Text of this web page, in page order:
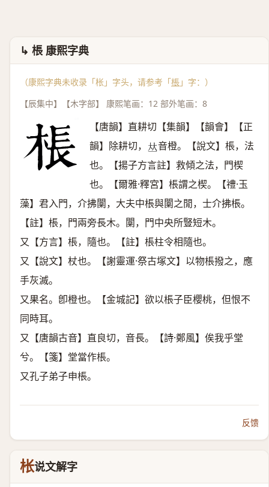
↳ 棖 康熙字典
（康熙字典未收录「枨」字头，请参考「棖 」字：）
【辰集中】【木字部】 康熙笔画：12 部外笔画：8
【唐韻】直耕切【集韻】【韻會】【正
韻】除耕切， 𠀤音橙。【說文】棖，法
也。【揚子方言註】救傾之法，門楔
也。【爾雅·釋宮】棖謂之楔。【禮·玉
藻】君入門，介拂闑，大夫中棖與闑之閒，士介拂棖。
【註】棖，門兩旁長木。闑，門中央所豎短木。
又【方言】棖，隨也。【註】棖柱令相隨也。
又【說文】杖也。【謝靈運·祭古塚文】以物棖撥之，應
手灰滅。
又果名。卽橙也。【金城記】欲以棖子臣櫻桃，但恨不
同時耳。
又【唐韻古音】直良切，音長。【詩·鄭風】俟我乎堂
兮。【箋】堂當作棖。
又孔子弟子申棖。
反馈
枨说文解字